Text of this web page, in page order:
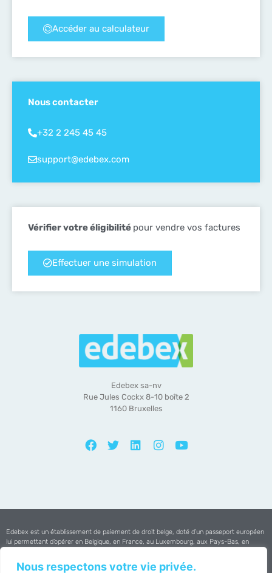
Nous respectons votre vie privée.
Accéder au calculateur
Nous contacter
+32 2 245 45 45
support@edebex.com
Vérifier votre éligibilité pour vendre vos factures
Effectuer une simulation
Edebex sa-nv
Rue Jules Cockx 8-10 boîte 2
1160 Bruxelles
Edebex est un établissement de paiement de droit belge, doté d’un passeport européen
lui permettant d’opérer en Belgique, en France, au Luxembourg, aux Pays-Bas, en
Edebex est agréée par laBanque Nationale de Belgique